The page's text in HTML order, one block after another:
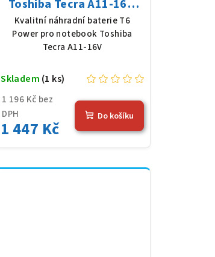
Toshiba Tecra A11-16V,
Li-Ion, 10,8 V, 5200 mAh
(56 Wh), černá
Kvalitní náhradní baterie T6
Power pro notebook Toshiba
Tecra A11-16V
1 196 Kč bez
DPH
1 447 Kč
Skladem (1 ks)
Do košíku